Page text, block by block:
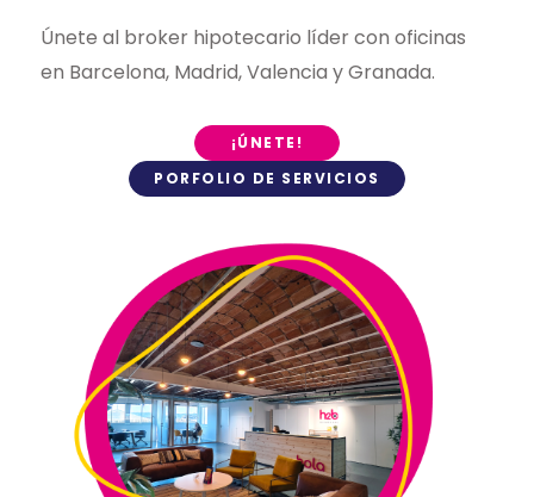
Únete al broker hipotecario líder con oficinas
en Barcelona, Madrid, Valencia y Granada.
¡ÚNETE!
PORFOLIO DE SERVICIOS
6
7
8
20
25
30